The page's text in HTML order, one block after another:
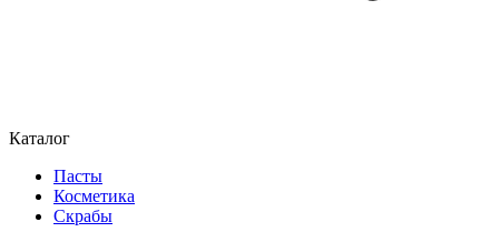
Каталог
Пасты
Косметика
Скрабы